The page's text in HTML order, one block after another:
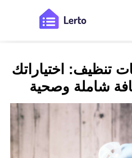
منتجات تنظيف: اختياراتك
شاملة وصحية